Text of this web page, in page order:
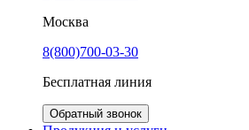
Москва
8(800)700-03-30
Бесплатная линия
Обратный звонок